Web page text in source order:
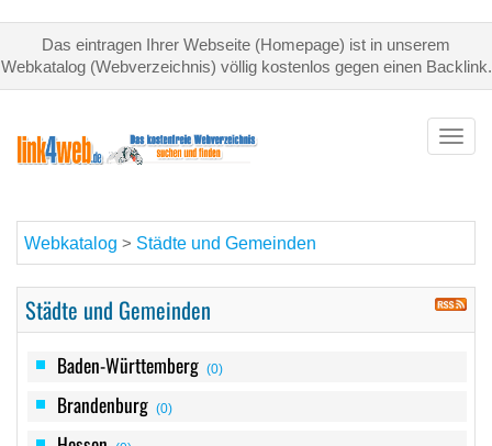
Das eintragen Ihrer Webseite (Homepage) ist in unserem
Webkatalog (Webverzeichnis) völlig kostenlos gegen einen Backlink.
Webkatalog > Städte und Gemeinden
Städte und Gemeinden
Baden-Württemberg (0)
Brandenburg (0)